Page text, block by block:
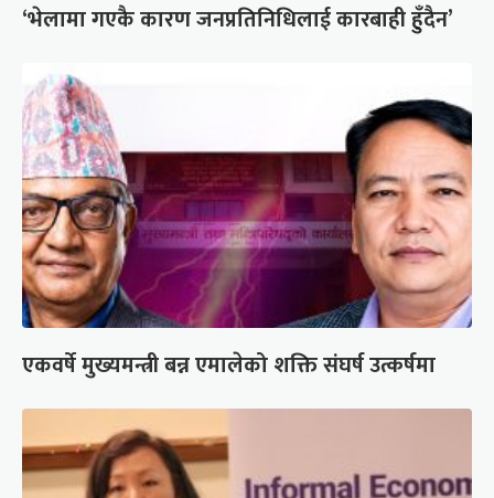
‘भेलामा गएकै कारण जनप्रतिनिधिलाई कारबाही हुँदैन’
एकवर्षे मुख्यमन्त्री बन्न एमालेको शक्ति संघर्ष उत्कर्षमा